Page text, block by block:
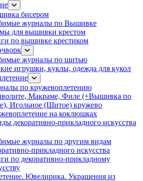
бисером
журналы по Вышивке
для вышивки крестом
по вышивке крестиком
журналы по шитью
игрушки, куклы, одежда для кукол
по кружевоплетению
Макраме, Филе (+Вышивка по
Игольное (Шитое) кружево
на коклюшках
декоративно-прикладного искусства
журналы по другим видам
прикладного искусства
по декоративно-прикладному
Ювелирика. Украшения из